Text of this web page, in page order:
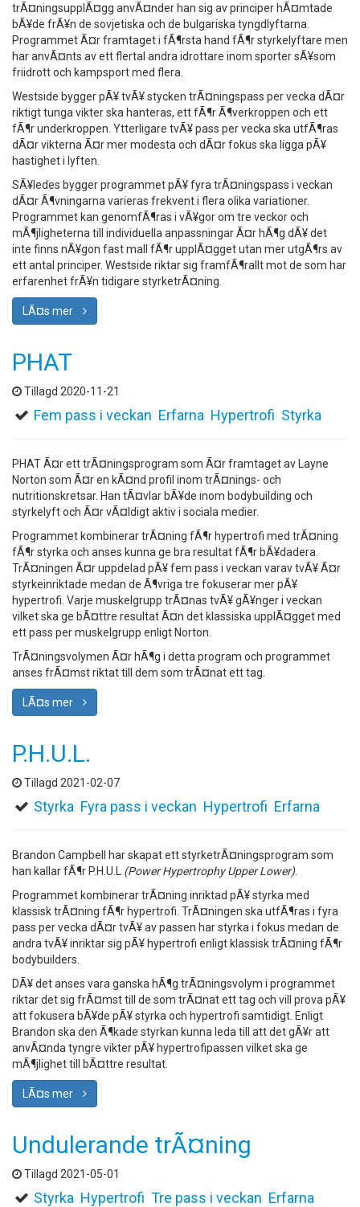
trÃ¤ningsupplÃ¤gg anvÃ¤nder han sig av principer hÃ¤mtade
bÃ¥de frÃ¥n de sovjetiska och de bulgariska tyngdlyftarna.
Programmet Ã¤r framtaget i fÃ¶rsta hand fÃ¶r styrkelyftare men
har anvÃ¤nts av ett flertal andra idrottare inom sporter sÃ¥som
friidrott och kampsport med flera.
Westside bygger pÃ¥ tvÃ¥ stycken trÃ¤ningspass per vecka dÃ¤r
riktigt tunga vikter ska hanteras, ett fÃ¶r Ã¶verkroppen och ett
fÃ¶r underkroppen. Ytterligare tvÃ¥ pass per vecka ska utfÃ¶ras
dÃ¤r vikterna Ã¤r mer modesta och dÃ¤r fokus ska ligga pÃ¥
hastighet i lyften.
SÃ¥ledes bygger programmet pÃ¥ fyra trÃ¤ningspass i veckan
dÃ¤r Ã¶vningarna varieras frekvent i flera olika variationer.
Programmet kan genomfÃ¶ras i vÃ¥gor om tre veckor och
mÃ¶jligheterna till individuella anpassningar Ã¤r hÃ¶g dÃ¥ det
inte finns nÃ¥gon fast mall fÃ¶r upplÃ¤gget utan mer utgÃ¶rs av
ett antal principer. Westside riktar sig framfÃ¶rallt mot de som har
erfarenhet frÃ¥n tidigare styrketrÃ¤ning.
LÃ¤s mer
PHAT
Tillagd 2020-11-21
Fem pass i veckan Erfarna Hypertrofi Styrka
PHAT Ã¤r ett trÃ¤ningsprogram som Ã¤r framtaget av Layne
Norton som Ã¤r en kÃ¤nd profil inom trÃ¤nings- och
nutritionskretsar. Han tÃ¤vlar bÃ¥de inom bodybuilding och
styrkelyft och Ã¤r vÃ¤ldigt aktiv i sociala medier.
Programmet kombinerar trÃ¤ning fÃ¶r hypertrofi med trÃ¤ning
fÃ¶r styrka och anses kunna ge bra resultat fÃ¶r bÃ¥dadera.
TrÃ¤ningen Ã¤r uppdelad pÃ¥ fem pass i veckan varav tvÃ¥ Ã¤r
styrkeinriktade medan de Ã¶vriga tre fokuserar mer pÃ¥
hypertrofi. Varje muskelgrupp trÃ¤nas tvÃ¥ gÃ¥nger i veckan
vilket ska ge bÃ¤ttre resultat Ã¤n det klassiska upplÃ¤gget med
ett pass per muskelgrupp enligt Norton.
TrÃ¤ningsvolymen Ã¤r hÃ¶g i detta program och programmet
anses frÃ¤mst riktat till dem som trÃ¤nat ett tag.
LÃ¤s mer
P.H.U.L.
Tillagd 2021-02-07
Styrka Fyra pass i veckan Hypertrofi Erfarna
Brandon Campbell har skapat ett styrketrÃ¤ningsprogram som
han kallar fÃ¶r P.H.U.L (Power Hypertrophy Upper Lower).
Programmet kombinerar trÃ¤ning inriktad pÃ¥ styrka med
klassisk trÃ¤ning fÃ¶r hypertrofi. TrÃ¤ningen ska utfÃ¶ras i fyra
pass per vecka dÃ¤r tvÃ¥ av passen har styrka i fokus medan de
andra tvÃ¥ inriktar sig pÃ¥ hypertrofi enligt klassisk trÃ¤ning fÃ¶r
bodybuilders.
DÃ¥ det anses vara ganska hÃ¶g trÃ¤ningsvolym i programmet
riktar det sig frÃ¤mst till de som trÃ¤nat ett tag och vill prova pÃ¥
att fokusera bÃ¥de pÃ¥ styrka och hypertrofi samtidigt. Enligt
Brandon ska den Ã¶kade styrkan kunna leda till att det gÃ¥r att
anvÃ¤nda tyngre vikter pÃ¥ hypertrofipassen vilket ska ge
mÃ¶jlighet till bÃ¤ttre resultat.
LÃ¤s mer
Undulerande trÃ¤ning
Tillagd 2021-05-01
Styrka Hypertrofi Tre pass i veckan Erfarna